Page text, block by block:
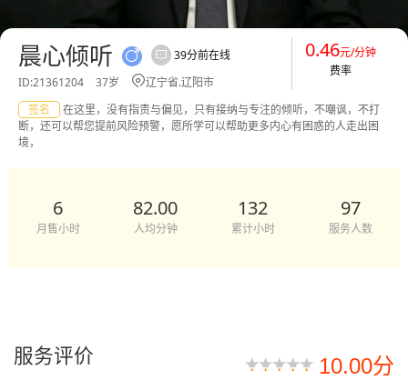
晨心倾听  
39分前在线
ID:21361204
37岁 辽宁省.辽阳市
0.46元/分钟
费率
签名
在这里，没有指责与偏见，只有接纳与专注的倾听，不嘲讽，不打
断，还可以帮您提前风险预警，愿所学可以帮助更多内心有困惑的人走出困
境，
6
月售小时
82.00
人均分钟
132
累计小时
97
服务人数
服务评价 10.00分